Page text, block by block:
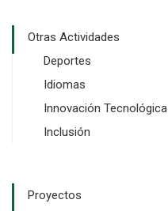
Otras Actividades
Deportes
Idiomas
Innovación Tecnológica
Inclusión
Proyectos